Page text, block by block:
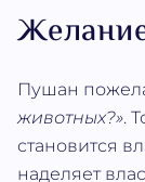
Пушан
животных?».
становится
наделяет